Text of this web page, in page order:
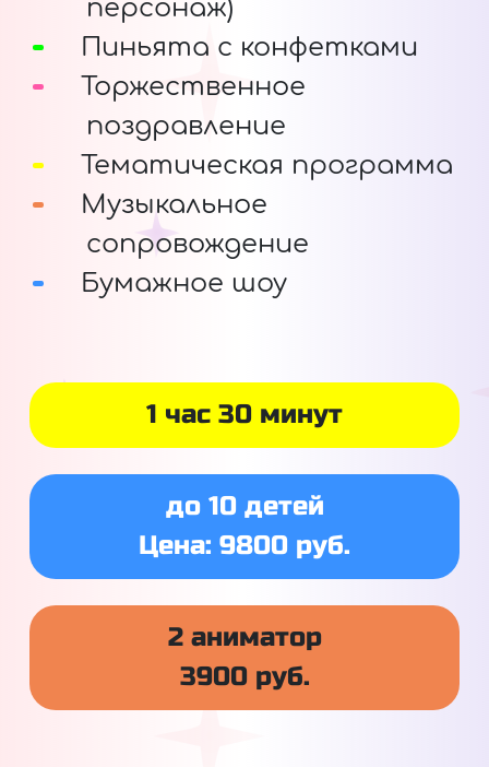
персонаж)
Пиньята с конфетками
Торжественное
поздравление
Тематическая программа
Музыкальное
сопровождение
Бумажное шоу
1 час 30 минут
до 10 детей
Цена: 9800 руб.
2 аниматор
3900 руб.